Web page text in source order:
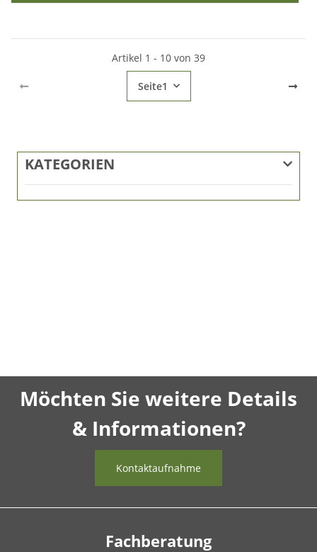
Artikel 1 - 10 von 39
Seite1
KATEGORIEN
Möchten Sie weitere Details
& Informationen?
Kontaktaufnahme
Fachberatung